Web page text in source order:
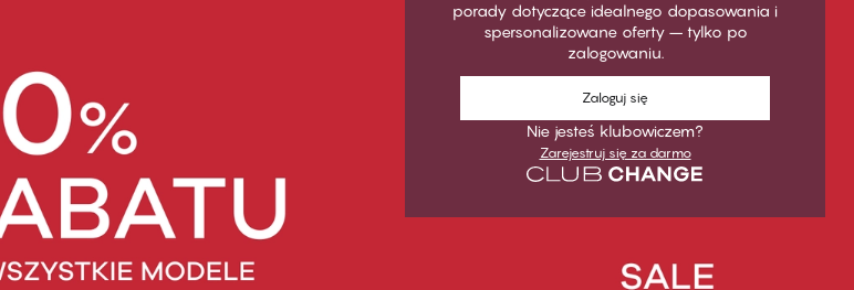
porady dotyczące idealnego dopasowania i
spersonalizowane oferty – tylko po
zalogowaniu.
Zaloguj się
Nie jesteś klubowiczem?
Zarejestruj się za darmo
Wyprzedaż bielizny - oszczędzaj na biustonoszach,